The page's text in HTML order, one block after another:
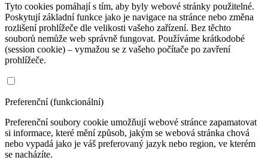
Tyto cookies pomáhají s tím, aby byly webové stránky použitelné.
Poskytují základní funkce jako je navigace na stránce nebo změna
rozlišení prohlížeče dle velikosti vašeho zařízení. Bez těchto
souborů nemůže web správně fungovat. Používáme krátkodobé
(session cookie) – vymažou se z vašeho počítače po zavření
prohlížeče.
Preferenční (funkcionální)
Preferenční soubory cookie umožňují webové stránce zapamatovat
si informace, které mění způsob, jakým se webová stránka chová
nebo vypadá jako je váš preferovaný jazyk nebo region, ve kterém
se nacházíte.